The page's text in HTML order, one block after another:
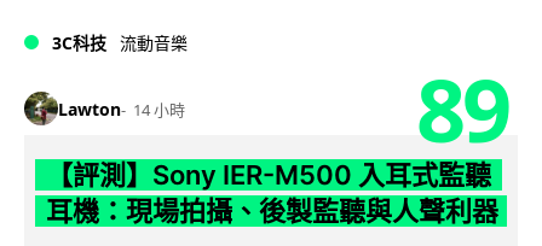
3C科技 流動音樂
Lawton 14 小時 89
【評測】Sony IER-M500 入耳式監聽
耳機：現場拍攝、後製監聽與人聲利器